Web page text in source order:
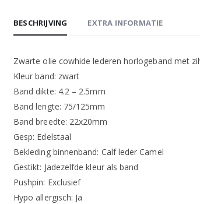
BESCHRIJVING EXTRA INFORMATIE
Zwarte olie cowhide lederen horlogeband met
Kleur band: zwart
Band dikte: 4.2 – 2.5mm
Band lengte: 75/125mm
Band breedte: 22x20mm
Gesp: Edelstaal
Bekleding binnenband: Calf leder Camel
Gestikt: Jadezelfde kleur als band
Pushpin: Exclusief
Hypo allergisch: Ja